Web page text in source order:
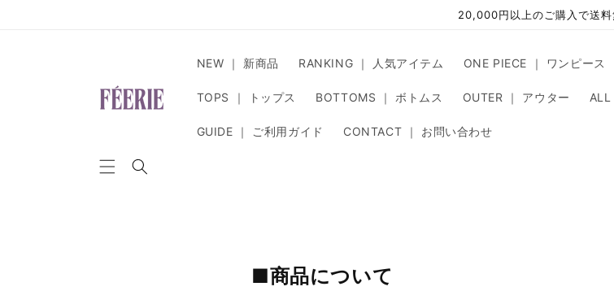
20,000円以上のご購入で送料
NEW ｜ 新商品 RANKING ｜ 人気アイテム ONE PIECE ｜ ワンピース
TOPS ｜ トップス BOTTOMS ｜ ボトムス OUTER ｜ アウター ALL
GUIDE ｜ ご利用ガイド CONTACT ｜ お問い合わせ
■商品について